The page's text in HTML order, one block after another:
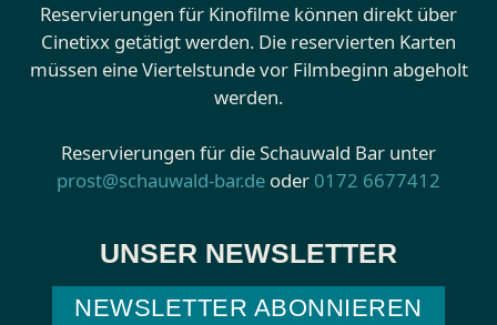
Reservierungen für Kinofilme können direkt über
Cinetixx getätigt werden. Die reservierten Karten
müssen eine Viertelstunde vor Filmbeginn abgeholt
werden.
Reservierungen für die Schauwald Bar unter
prost@schauwald-bar.de oder 0172 6677412
UNSER NEWSLETTER
NEWSLETTER ABONNIEREN